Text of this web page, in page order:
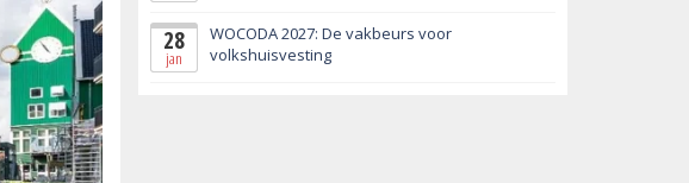
28
jan
WOCODA 2027: De vakbeurs voor
volkshuisvesting